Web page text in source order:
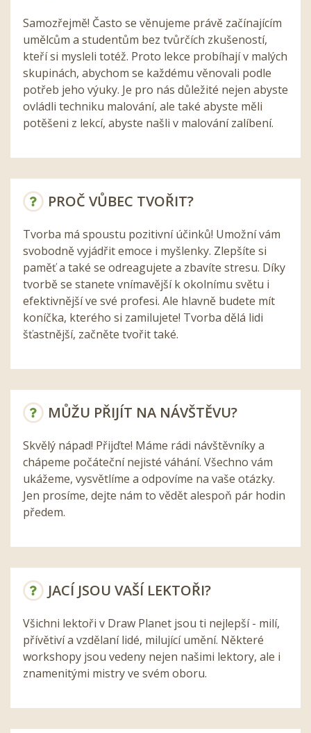
Samozřejmě! Často se věnujeme právě začínajícím
umělcům a studentům bez tvůrčích zkušeností,
kteří si mysleli totéž. Proto lekce probíhají v malých
skupinách, abychom se každému věnovali podle
potřeb jeho výuky. Je pro nás důležité nejen abyste
ovládli techniku malování, ale také abyste měli
potěšeni z lekcí, abyste našli v malování zalíbení.
PROČ VŮBEC TVOŘIT?
Tvorba má spoustu pozitivní účinků! Umožní vám
svobodně vyjádřit emoce i myšlenky. Zlepšíte si
paměť a také se odreagujete a zbavíte stresu. Díky
tvorbě se stanete vnímavější k okolnímu světu i
efektivnější ve své profesi. Ale hlavně budete mít
koníčka, kterého si zamilujete! Tvorba dělá lidi
šťastnější, začněte tvořit také.
MŮŽU PŘIJÍT NA NÁVŠTĚVU?
Skvělý nápad! Přijďte! Máme rádi návštěvníky a
chápeme počáteční nejisté váhání. Všechno vám
ukážeme, vysvětlíme a odpovíme na vaše otázky.
Jen prosíme, dejte nám to vědět alespoň pár hodin
předem.
JACÍ JSOU VAŠÍ LEKTOŘI?
Všichni lektoři v Draw Planet jsou ti nejlepší - milí,
přívětiví a vzdělaní lidé, milující umění. Některé
workshopy jsou vedeny nejen našimi lektory, ale i
znamenitými mistry ve svém oboru.